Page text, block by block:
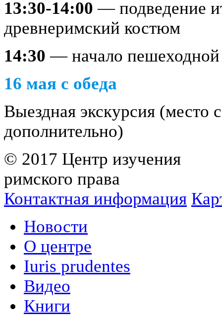
13:30-14:00 — подведение
древнеримский костюм
14:30 — начало пешеходной
16 мая с обеда
Выездная экскурсия (место
дополнительно)
© 2017 Центр изучения
римского права
Контактная информация
Новости
О центре
Iuris prudentes
Видео
Книги